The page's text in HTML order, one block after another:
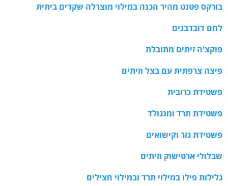
בורקס פטנט מהיר הכנה במילוי מוצרלה שקדים ביתית
לחם דובדבנים
פוקצ'ה זיתים מתובלת
פיצה צרפתית עם בצל וזיתים
פשטידת כרובית
פשטידת תרד ומנגולד
פשטידת גזר וקישואים
שבלולי ארטישוק וזיתים
גלילות פילו במילוי תרד ובמילוי חצילים